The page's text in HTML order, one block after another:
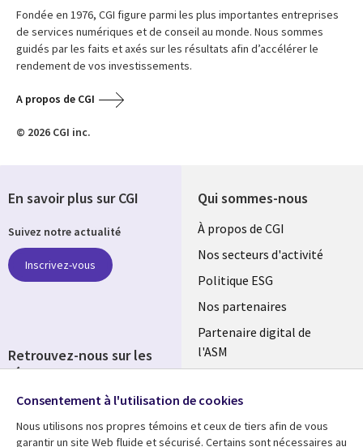
Fondée en 1976, CGI figure parmi les plus importantes entreprises
de services numériques et de conseil au monde. Nous sommes
guidés par les faits et axés sur les résultats afin d’accélérer le
rendement de vos investissements.
A propos de CGI
© 2026 CGI inc.
Qui sommes-nous
Useful
links
FRANCE
À propos de CGI
Nos secteurs d'activité
Politique ESG
Nos partenaires
Partenaire digital de
l'ASM
Fusions
En savoir plus sur CGI
Suivez notre actualité
Inscrivez-vous
Retrouvez-nous sur les
réseaux
Social
Media
FRANCE
Consentement à l'utilisation de cookies
Nous utilisons nos propres témoins et ceux de tiers afin de vous
garantir un site Web fluide et sécurisé. Certains sont nécessaires au